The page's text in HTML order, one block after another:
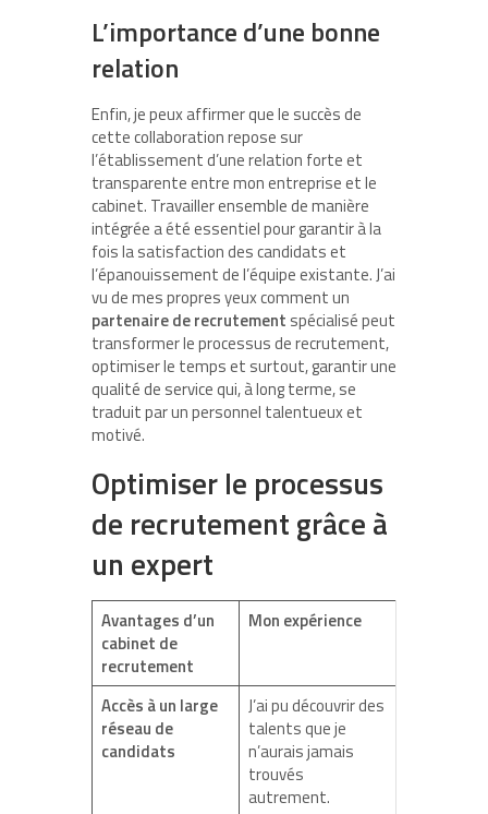
L’importance d’une bonne
relation
Enfin, je peux affirmer que le succès de
cette collaboration repose sur
l’établissement d’une relation forte et
transparente entre mon entreprise et le
cabinet. Travailler ensemble de manière
intégrée a été essentiel pour garantir à la
fois la satisfaction des candidats et
l’épanouissement de l’équipe existante. J’ai
vu de mes propres yeux comment un
partenaire de recrutement spécialisé peut
transformer le processus de recrutement,
optimiser le temps et surtout, garantir une
qualité de service qui, à long terme, se
traduit par un personnel talentueux et
motivé.
Optimiser le processus
de recrutement grâce à
un expert
Avantages d’un
cabinet de
recrutement
Mon expérience
Accès à un large
réseau de
candidats
J’ai pu découvrir des
talents que je
n’aurais jamais
trouvés
autrement.